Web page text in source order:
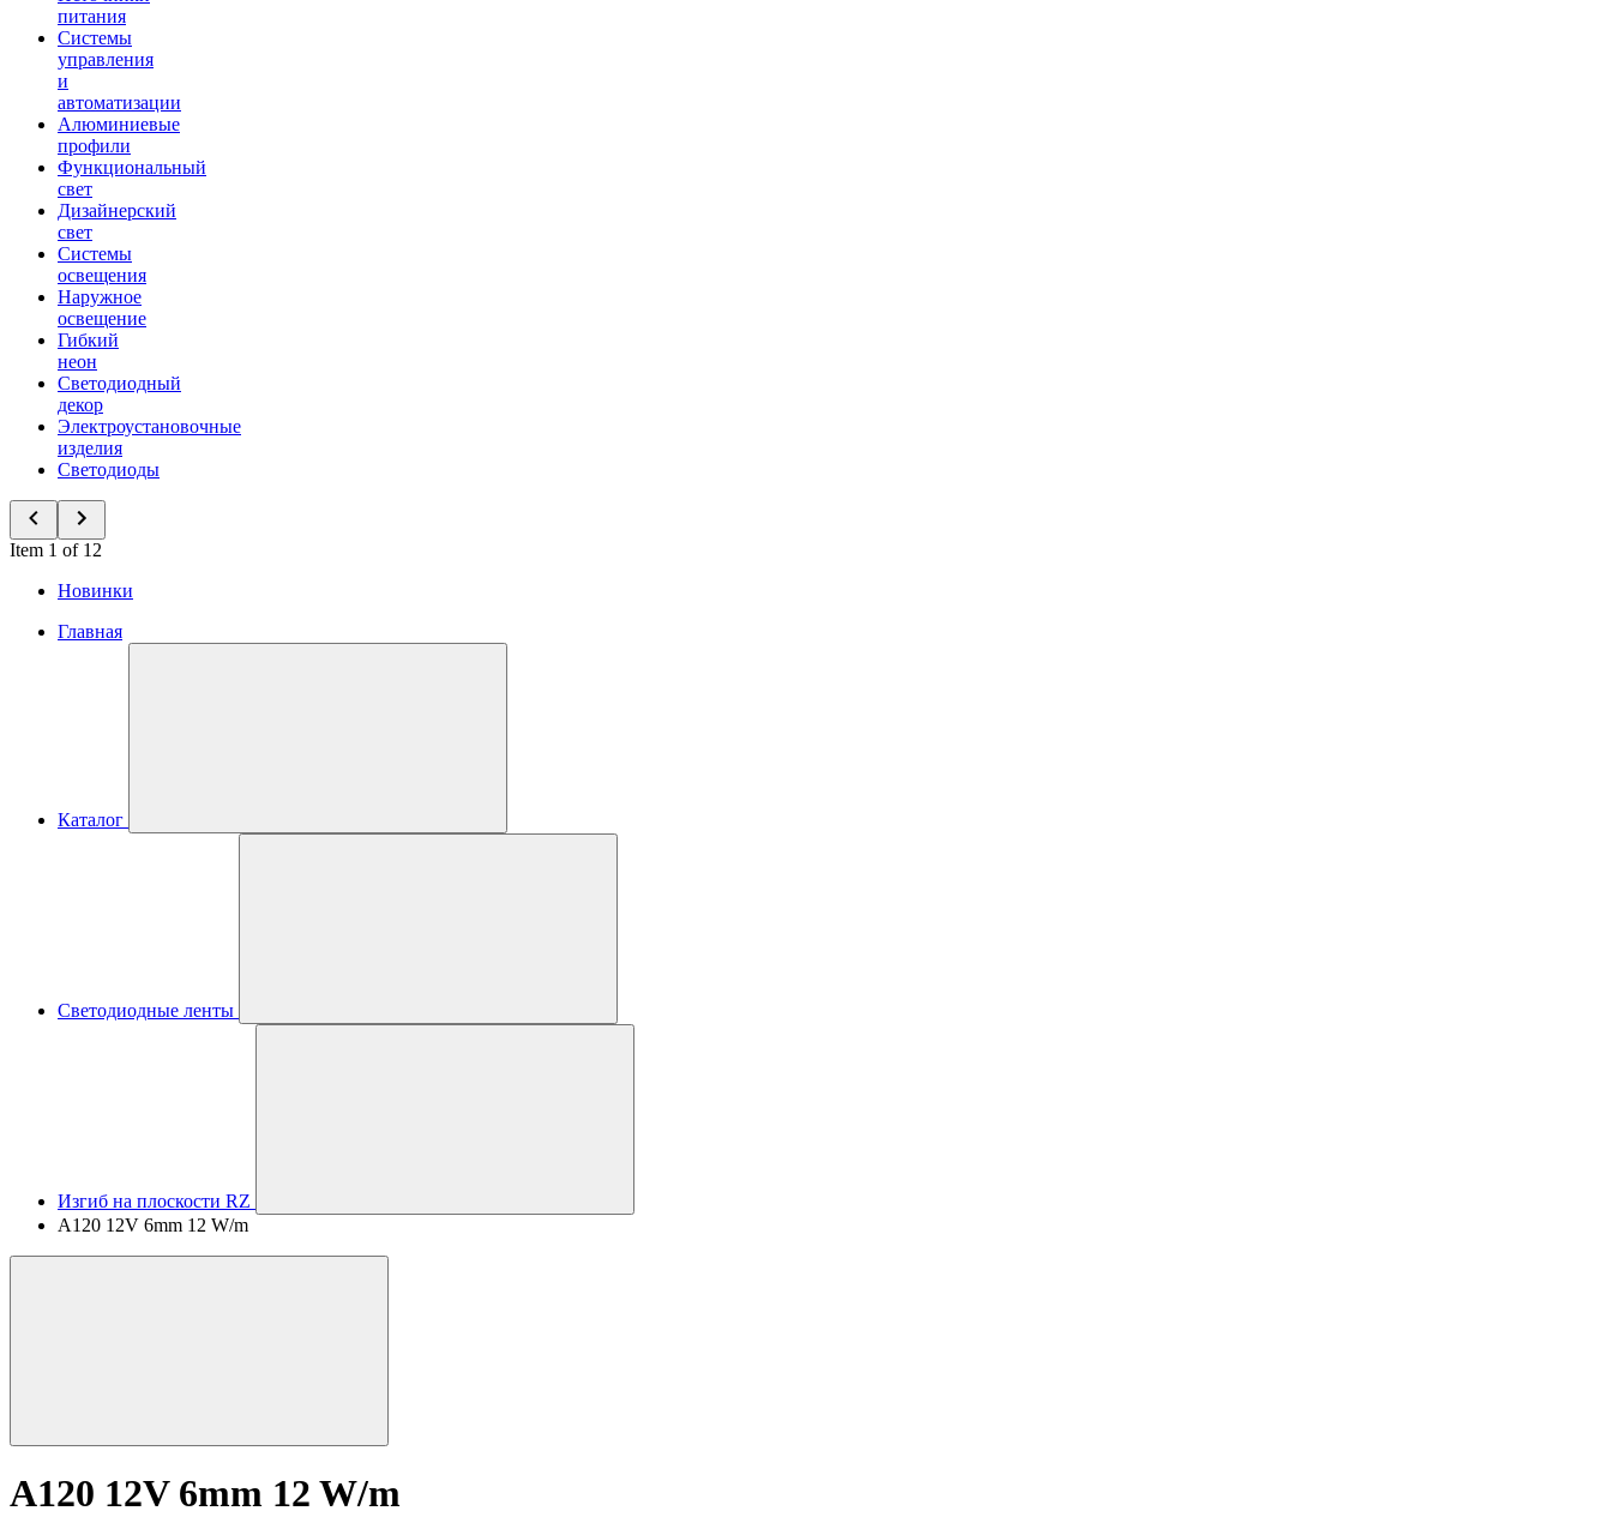
питания
Системы
управления
и
автоматизации
Алюминиевые
профили
Функциональный
свет
Дизайнерский
свет
Системы
освещения
Наружное
освещение
Гибкий
неон
Светодиодный
декор
Электроустановочные
изделия
Светодиоды
Item 1 of 12
Новинки
Главная
Каталог
Светодиодные ленты
Изгиб на плоскости RZ
A120 12V 6mm 12 W/m
A120 12V 6mm 12 W/m